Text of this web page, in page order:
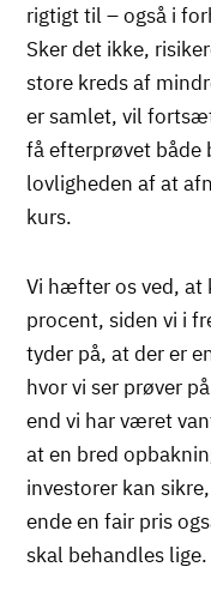
rigtigt til – også i
Sker det ikke,
store kreds af
er samlet, vil
få efterprøvet både
lovligheden af at
kurs.
Vi hæfter os ved, at
procent, siden vi i
tyder på, at der er
hvor vi ser prøver
end vi har været
at en bred
investorer kan
ende en fair pris
skal behandles lige.